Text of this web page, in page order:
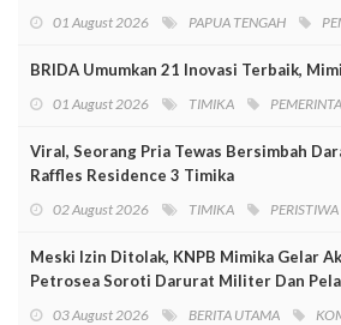
01 August 2026 PAPUA TENGAH
BRIDA Umumkan 21 Inovasi Terbaik,
01 August 2026 TIMIKA
Viral, Seorang Pria Tewas Bersimbah
Raffles Residence 3 Timika
02 August 2026 TIMIKA PERISTIWA
Meski Izin Ditolak, KNPB Mimika Gelar
Petrosea Soroti Darurat Militer Dan
03 August 2026 BERITA UTAMA